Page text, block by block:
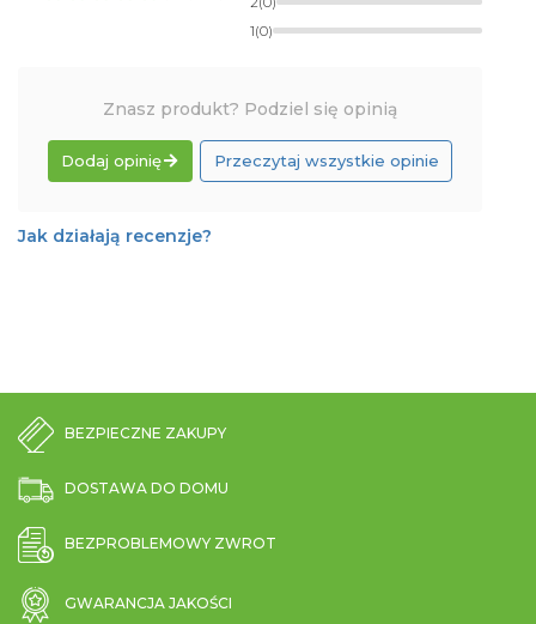
1(0)
Znasz produkt? Podziel się opinią
Dodaj opinię Przeczytaj wszystkie opinie
Jak działają recenzje?
BEZPIECZNE ZAKUPY
DOSTAWA DO DOMU
BEZPROBLEMOWY ZWROT
GWARANCJA JAKOŚCI